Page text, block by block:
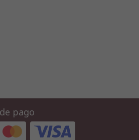
pago